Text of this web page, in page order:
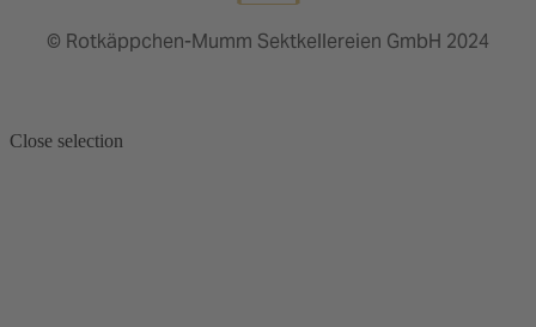
© Rotkäppchen-Mumm Sektkellereien GmbH 2024
Close selection